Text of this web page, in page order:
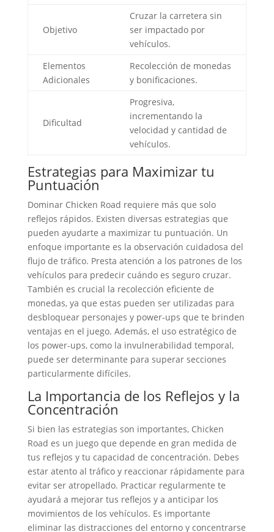
Objetivo
Cruzar la carretera sin
ser impactado por
vehículos.
Elementos
Adicionales
Recolección de monedas
y bonificaciones.
Dificultad
Progresiva,
incrementando la
velocidad y cantidad de
vehículos.
Estrategias para Maximizar tu
Puntuación
Dominar Chicken Road requiere más que solo
reflejos rápidos. Existen diversas estrategias que
pueden ayudarte a maximizar tu puntuación. Un
enfoque importante es la observación cuidadosa del
flujo de tráfico. Presta atención a los patrones de los
vehículos para predecir cuándo es seguro cruzar.
También es crucial la recolección eficiente de
monedas, ya que estas pueden ser utilizadas para
desbloquear personajes y power-ups que te brinden
ventajas en el juego. Además, el uso estratégico de
los power-ups, como la invulnerabilidad temporal,
puede ser determinante para superar secciones
particularmente difíciles.
La Importancia de los Reflejos y la
Concentración
Si bien las estrategias son importantes, Chicken
Road es un juego que depende en gran medida de
tus reflejos y tu capacidad de concentración. Debes
estar atento al tráfico y reaccionar rápidamente para
evitar ser atropellado. Practicar regularmente te
ayudará a mejorar tus reflejos y a anticipar los
movimientos de los vehículos. Es importante
eliminar las distracciones del entorno y concentrarse